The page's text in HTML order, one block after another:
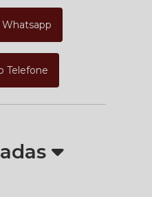
Telefone